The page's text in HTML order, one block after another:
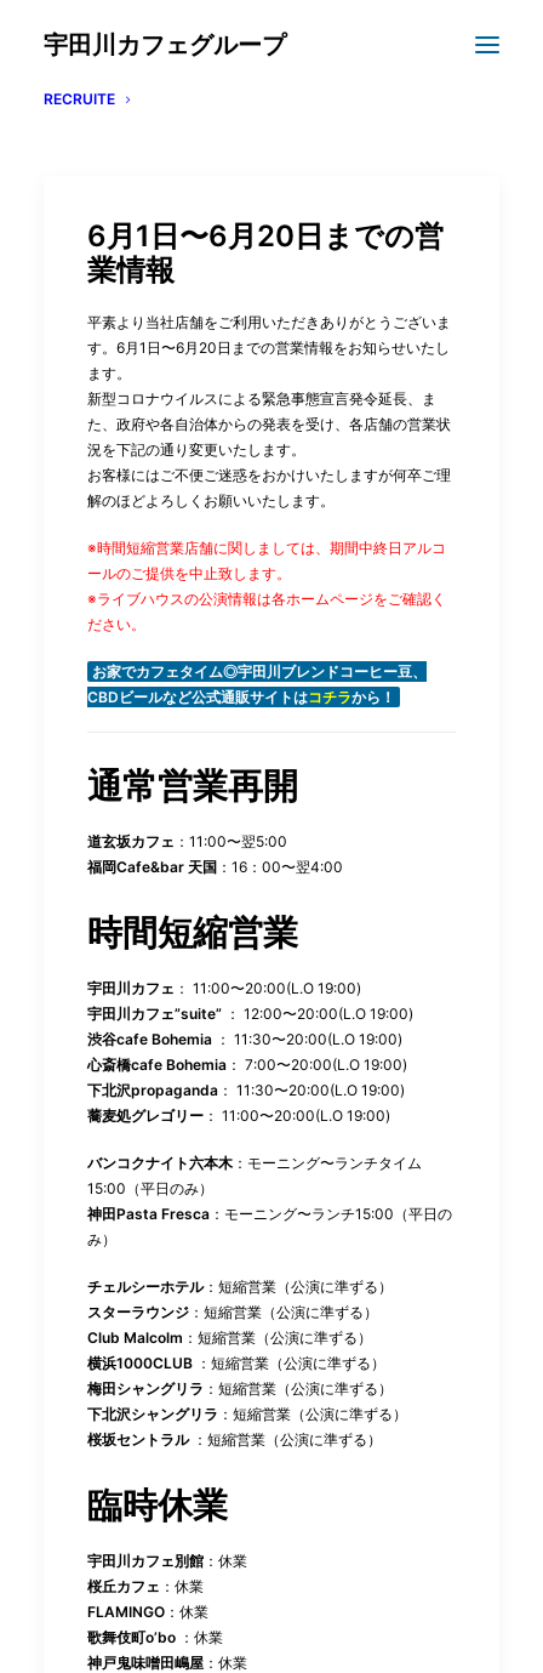
宇田川カフェグループ
RECRUITE
6月1日〜6月20日までの営
業情報
平素より当社店舗をご利用いただきありがとうございま
す。6月1日〜6月20日までの営業情報をお知らせいたし
ます。
新型コロナウイルスによる緊急事態宣言発令延長、ま
た、政府や各自治体からの発表を受け、各店舗の営業状
況を下記の通り変更いたします。
お客様にはご不便ご迷惑をおかけいたしますが何卒ご理
解のほどよろしくお願いいたします。
※時間短縮営業店舗に関しましては、期間中終日アルコ
ールのご提供を中止致します。
※ライブハウスの公演情報は各ホームページをご確認く
ださい。
お家でカフェタイム◎宇田川ブレンドコーヒー豆、
CBDビールなど公式通販サイトはコチラから！
通常営業再開
道玄坂カフェ ：11:00〜翌5:00
福岡Cafe&bar 天国 ：16：00〜翌4:00
時間短縮営業
宇田川カフェ ： 11:00〜20:00(L.O 19:00)
宇田川カフェ”suite” ： 12:00〜20:00(L.O 19:00)
渋谷cafe Bohemia ： 11:30〜20:00(L.O 19:00)
心斎橋cafe Bohemia ： 7:00〜20:00(L.O 19:00)
下北沢propaganda ： 11:30〜20:00(L.O 19:00)
蕎麦処グレゴリー ： 11:00〜20:00(L.O 19:00)
バンコクナイト六本木 ：モーニング〜ランチタイム
15:00（平日のみ）
神田Pasta Fresca ：モーニング〜ランチ15:00（平日の
み）
チェルシーホテル：短縮営業（公演に準ずる）
スターラウンジ ：短縮営業（公演に準ずる）
Club Malcolm ：短縮営業（公演に準ずる）
横浜1000CLUB ：短縮営業（公演に準ずる）
梅田シャングリラ ：短縮営業（公演に準ずる）
下北沢シャングリラ ：短縮営業（公演に準ずる）
桜坂セントラル ：短縮営業（公演に準ずる）
臨時休業
宇田川カフェ別館 ：休業
桜丘カフェ ：休業
FLAMINGO ：休業
歌舞伎町o’bo ：休業
神戸鬼味噌田嶋屋 ：休業